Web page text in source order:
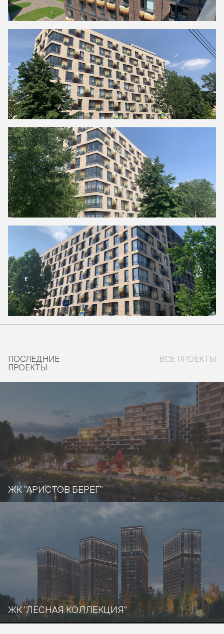
ПОСЛЕДНИЕ
ПРОЕКТЫ
ВСЕ ПРОЕКТЫ
ЖК "АРИСТОВ БЕРЕГ"
ЖК "ЛЕСНАЯ КОЛЛЕКЦИЯ"